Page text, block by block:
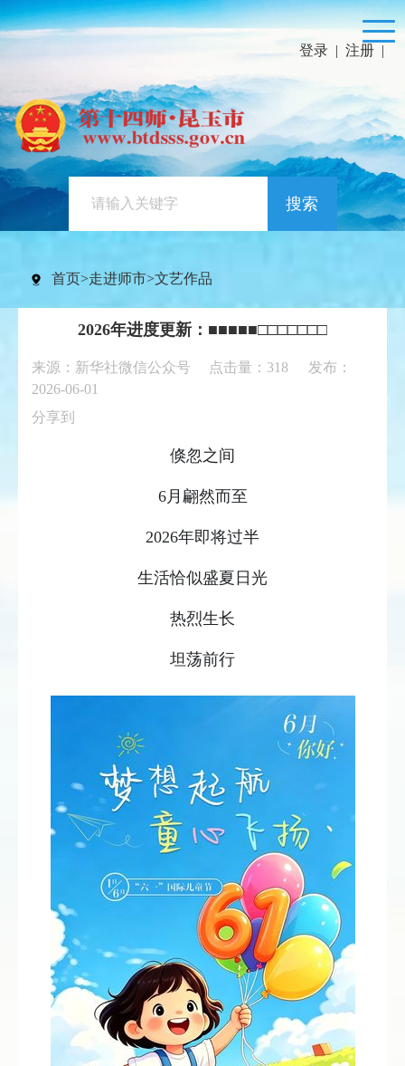
登录 | 注册 |
搜索
首页>走进师市>文艺作品
2026年进度更新：■■■■■□□□□□□□
来源：新华社微信公众号 点击量： 318
发布：
2026-06-01
分享到
倏忽之间
6月翩然而至
2026年即将过半
生活恰似盛夏日光
热烈生长
坦荡前行